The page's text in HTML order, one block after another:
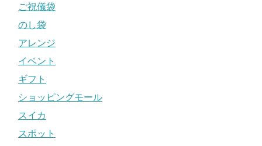
ご祝儀袋
のし袋
アレンジ
イベント
ギフト
ショッピングモール
スイカ
スポット